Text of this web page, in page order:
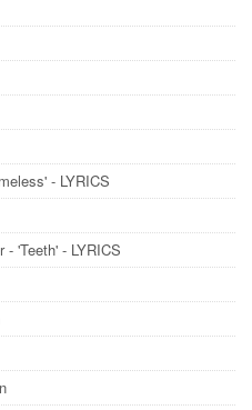
- LYRICS
'Teeth' - LYRICS